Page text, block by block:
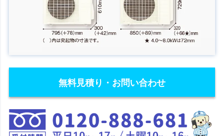
無料見積り・お問い合わせ